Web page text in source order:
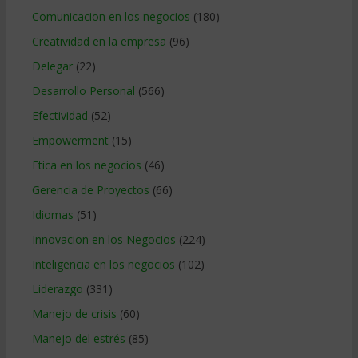
Comunicacion en los negocios (180)
Creatividad en la empresa (96)
Delegar(22)
Desarrollo Personal (566)
Efectividad (52)
Empowerment (15)
Etica en los negocios (46)
Gerencia de Proyectos (66)
Idiomas (51)
Innovacion en los Negocios (224)
Inteligencia en los negocios (102)
Liderazgo (331)
Manejo de crisis (60)
Manejo del estrés (85)